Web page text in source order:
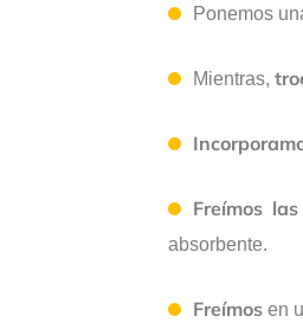
Ponemos
Mientras,
Freímos
absorbente.
Freímos en